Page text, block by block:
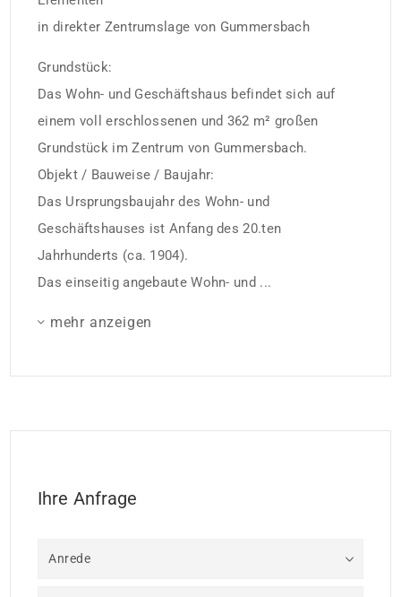
in direkter Zentrumslage von Gummersbach
Grundstück:
Das Wohn- und Geschäftshaus befindet sich auf
einem voll erschlossenen und 362 m² großen
Grundstück im Zentrum von Gummersbach.
Objekt / Bauweise / Baujahr:
Das Ursprungsbaujahr des Wohn- und
Geschäftshauses ist Anfang des 20.ten
Jahrhunderts (ca. 1904).
Das einseitig angebaute Wohn- und ...
mehr anzeigen
Ihre Anfrage
Anrede